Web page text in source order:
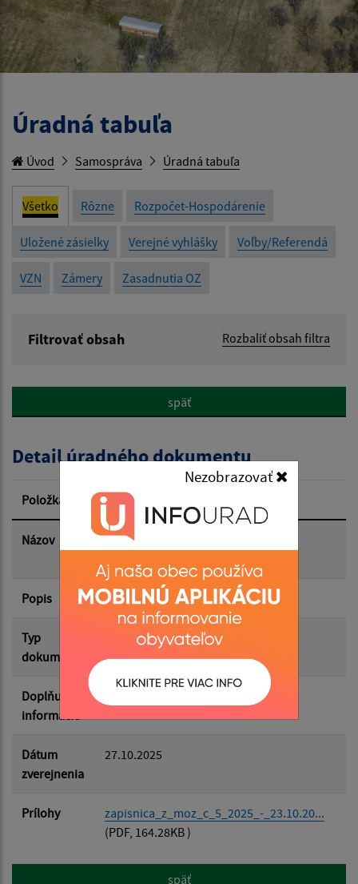
Nezobrazovať
Úradná tabuľa
Úvod Samospráva Úradná tabuľa
Všetko Rôzne Rozpočet-Hospodárenie
Uložené zásielky Verejné vyhlášky Voľby/Referendá
VZN Zámery Zasadnutia OZ
Filtrovať obsah Rozbaliť obsah filtra
Popis:
Dátum zverejnenia od:
Dátum zverejnenia do:
Filtrovať Reset
späť
Detail úradného dokumentu
Položka Informácia
Názov
Zápisnica z MOZ č. 5/2025 zo dňa
Popis
Typ
dokumentu
Zasadnutia OZ
Doplňujúce
informácie
Dátum
zverejnenia
27.10.2025
Prílohy
zapisnica_z_moz_c_5_2025_-_23.10.20...
(PDF, 164.28KB )
späť